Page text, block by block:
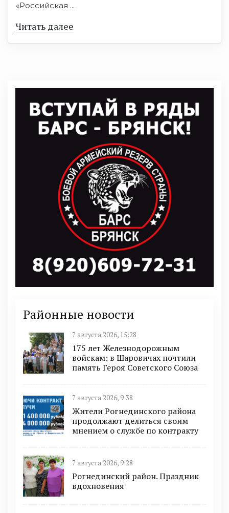
«Российская ...
Читать далее
Районные новости
7 августа 2026, 15:28
175 лет Железнодорожным
войскам: в Шаровичах почтили
память Героя Советского Союза
7 августа 2026, 9:38
Жители Рогнединского района
продолжают делиться своим
мнением о службе по контракту
7 августа 2026, 9:28
Рогнединский район. Праздник
вдохновения